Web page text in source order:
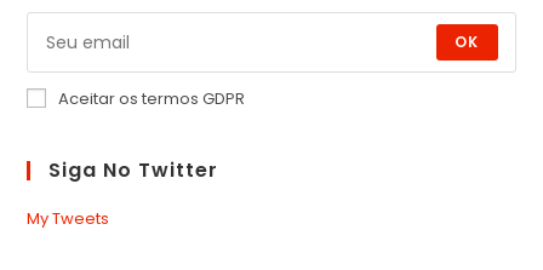
OK
Aceitar os termos GDPR
Siga No Twitter
My Tweets